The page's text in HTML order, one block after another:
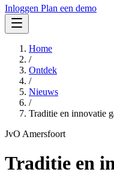
Inloggen Plan een demo
Home
/
Ontdek
/
Nieuws
/
Traditie en innovatie
JvO Amersfoort
Traditie en